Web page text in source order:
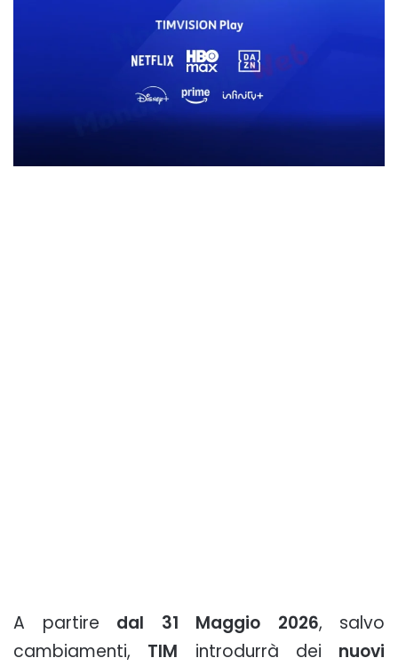
A partire dal 31 Maggio 2026, salvo
cambiamenti, TIM introdurrà dei nuovi